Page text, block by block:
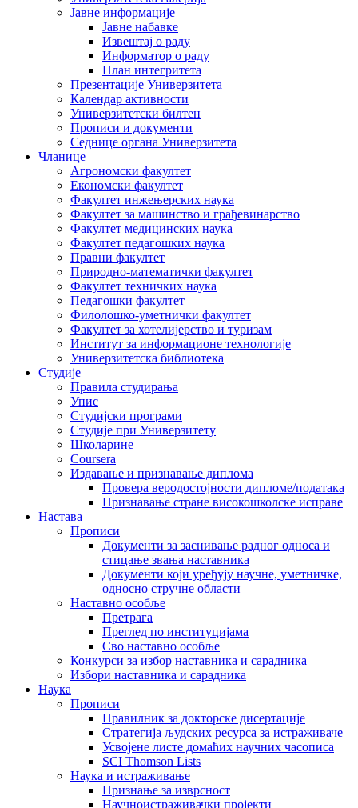
Јавне информације
Јавне набавке
Извештај о раду
Информатор о раду
План интегритета
Презентације Универзитета
Календар активности
Универзитетски билтен
Прописи и документи
Седнице органа Универзитета
Чланице
Агрономски факултет
Економски факултет
Факултет инжењерских наука
Факултет за машинство и грађевинарство
Факултет медицинских наука
Факултет педагошких наука
Правни факултет
Природно-математички факултет
Факултет техничких наука
Педагошки факултет
Филолошко-уметнички факултет
Факултет за хотелијерство и туризам
Институт за информационе технологије
Универзитетска библиотека
Студије
Правила студирања
Упис
Студијски програми
Студије при Универзитету
Школарине
Coursera
Издавање и признавање диплома
Провера веродостојности дипломе/података
Признавање стране високошколске исправе
Настава
Прописи
Документи за заснивање радног односа и
стицање звања наставника
Документи који уређују научне, уметничке,
односно стручне области
Наставно особље
Претрага
Преглед по институцијама
Сво наставно особље
Конкурси за избор наставника и сарадника
Избори наставника и сарадника
Наука
Прописи
Правилник за докторске дисертације
Стратегија људских ресурса за истраживаче
Усвојене листе домаћих научних часописа
SCI Thomson Lists
Наука и истраживање
Признање за изврсност
Научноистраживачки пројекти